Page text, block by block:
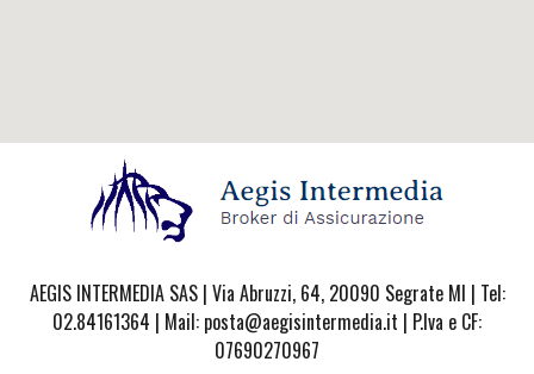
AEGIS INTERMEDIA SAS | Via Abruzzi, 64, 20090 Segrate MI | Tel:
02.84161364 | Mail: posta@aegisintermedia.it | P.Iva e CF:
07690270967